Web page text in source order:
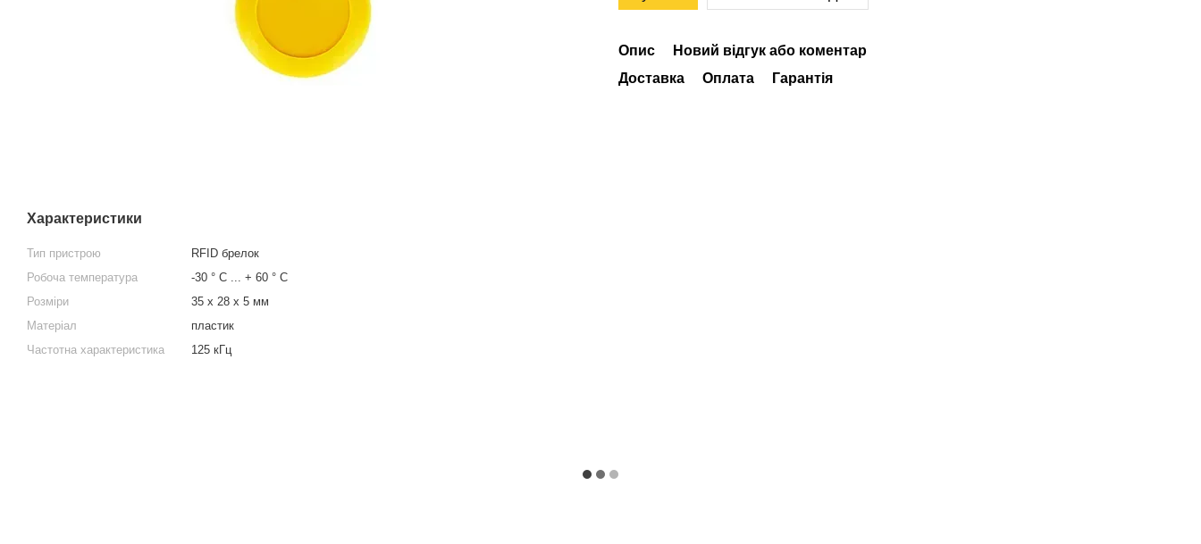
Характеристики
Тип пристрою
RFID брелок
Робоча температура
-30 ° С ... + 60 ° С
Розміри
35 х 28 х 5 мм
Матеріал
пластик
Частотна характеристика
125 кГц
Опис
Новий відгук або коментар
Доставка
Оплата Гарантія